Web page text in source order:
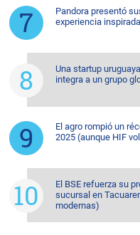
Pandora presentó
experiencia
Una startup
integra a un grupo
El agro rompió un
2025 (aunque HIF
El BSE refuerza su
sucursal en
modernas)